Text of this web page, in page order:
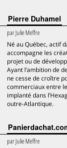
Pierre Duhamel
parJulie Meffre
Né au Québec, actif
accompagne les
projet ou de
Ayant l’ambition de
ne cesse de croître
commerciaux entre
implanté dans
outre-Atlantique.
parJulie Meffre